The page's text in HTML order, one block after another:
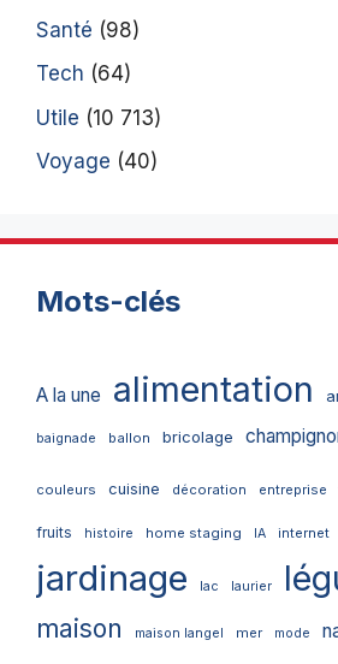
Santé (98)
Tech (64)
Utile (10 713)
Voyage (40)
Mots-clés
A la une alimentation
baignade ballon bricolage
couleurs cuisine décoration entreprise
fruits histoire home staging IA internet
jardinage lac laurier
maison maison langel mer mode